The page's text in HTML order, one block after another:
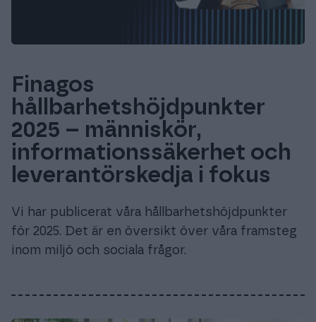
Finagos
hållbarhetshöjdpunkter
2025 – människör,
informationssäkerhet och
leverantörskedja i fokus
Vi har publicerat våra hållbarhetshöjdpunkter
för 2025. Det är en översikt över våra framsteg
inom miljö och sociala frågor.